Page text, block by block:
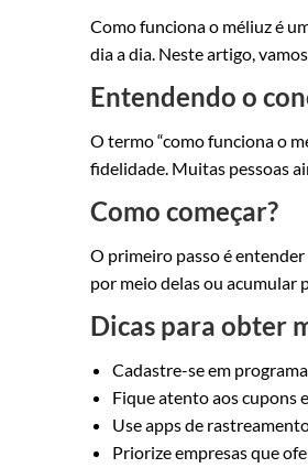
Como funciona o méliuz é
dia a dia. Neste artigo,
Entendendo o
O termo “como funciona o
fidelidade. Muitas pessoas
Como começar?
O primeiro passo é
por meio delas ou acumular
Dicas para obter
Cadastre-se em
Fique atento aos cupons
Use apps de
Priorize empresas que